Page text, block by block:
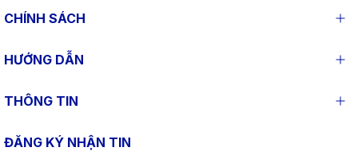
CHÍNH SÁCH
HƯỚNG DẪN
THÔNG TIN
ĐĂNG KÝ NHẬN TIN